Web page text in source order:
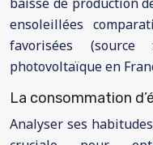
ensoleillées
favorisées
photovoltaïque en
La consommation
Analyser ses